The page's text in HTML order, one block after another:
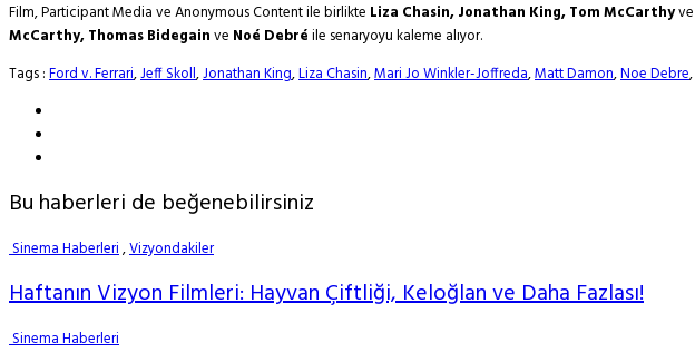
Film, Participant Media ve Anonymous Content ile birlikte Liza Chasin, Jonathan King, Tom McCarthyve
McCarthy, Thomas Bidegainve Noé Debréile senaryoyu kaleme alıyor.
Tags :Ford v. Ferrari,Jeff Skoll,Jonathan King,Liza Chasin,Mari Jo Winkler-Joffreda,Matt Damon,Noe Debre,
Bu haberleri de beğenebilirsiniz
Sinema Haberleri,Vizyondakiler
Haftanın Vizyon Filmleri: Hayvan Çiftliği, Keloğlan ve Daha Fazlası!
Sinema Haberleri